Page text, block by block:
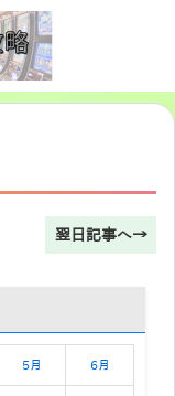
翌日記事へ→
5月 6月